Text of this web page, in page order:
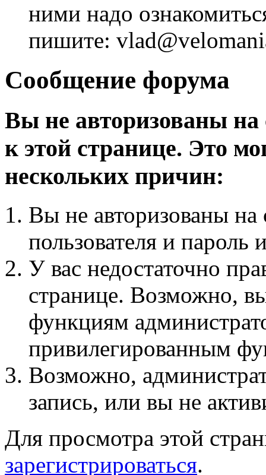
ними надо
пишите:
Сообщение форума
Вы не авторизованы на
к этой странице. Это
нескольких причин:
Вы не авторизованы на
пользователя и пароль
У вас недостаточно
странице. Возможно,
функциям
привилегированным
Возможно,
запись, или вы не
Для просмотра этой
зарегистрироваться.